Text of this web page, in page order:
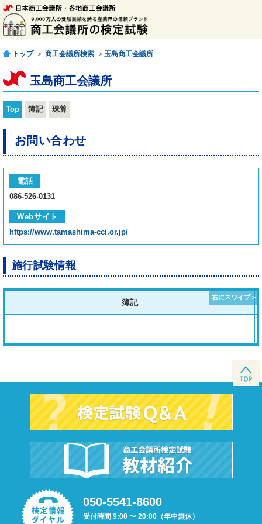
トップ ＞ 商工会議所検索 ＞ 玉島商工会議所
玉島商工会議所
Top 簿記 珠算
お問い合わせ
電話
086-526-0131
Webサイト
https://www.tamashima-cci.or.jp/
施行試験情報
簿記
050-5541-8600
受付時間 9:00 〜 20:00（年中無休）